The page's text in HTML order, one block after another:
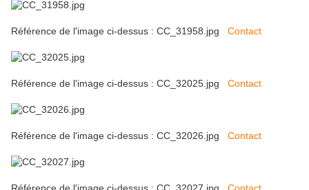
Référence de l'image ci-dessus : CC_31958.jpg Contact
Référence de l'image ci-dessus : CC_32025.jpg Contact
Référence de l'image ci-dessus : CC_32026.jpg Contact